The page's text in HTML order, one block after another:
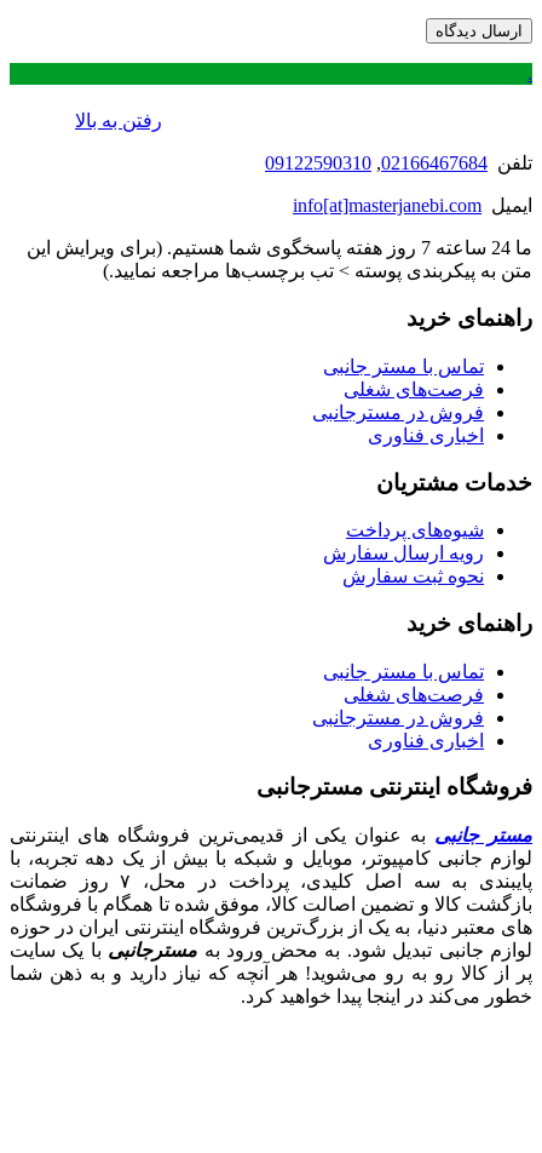
.
رفتن به بالا
تلفن 02166467684
,
09122590310
ایمیل info[at]masterjanebi.com
ما 24 ساعته 7 روز هفته پاسخگوی شما هستیم. (برای ویرایش این
متن به پیکربندی پوسته > تب برچسب‌ها مراجعه نمایید.)
راهنمای خرید
تماس با مستر جانبی
فرصت‌های شغلی
فروش در مسترجانبی
اخباری فناوری
خدمات مشتریان
شیوه‌های پرداخت
رویه ارسال سفارش
نحوه ثبت سفارش
راهنمای خرید
تماس با مستر جانبی
فرصت‌های شغلی
فروش در مسترجانبی
اخباری فناوری
فروشگاه اینترنتی مسترجانبی
مستر جانبی به عنوان یکی از قدیمی‌ترین فروشگاه های اینترنتی
لوازم جانبی کامپیوتر، موبایل و شبکه با بیش از یک دهه تجربه، با
پایبندی به سه اصل کلیدی، پرداخت در محل، ۷ روز ضمانت
بازگشت کالا و تضمین اصالت کالا، موفق شده تا همگام با فروشگاه‌
های معتبر دنیا، به یک از بزرگ‌ترین فروشگاه اینترنتی ایران در حوزه
لوازم جانبی تبدیل شود. به محض ورود به مسترجانبی با یک سایت
پر از کالا رو به رو می‌شوید! هر آنچه که نیاز دارید و به ذهن شما
خطور می‌کند در اینجا پیدا خواهید کرد.